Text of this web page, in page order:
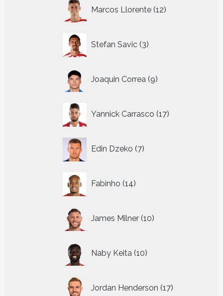
Marcos Llorente 12
producten
Stefan Savic 3
producten
Joaquin Correa 9
producten
Yannick Carrasco 17
producten
Edin Dzeko 7
producten
Fabinho 14
producten
James Milner 10
producten
Naby Keita 10
producten
Jordan Henderson 17
producten